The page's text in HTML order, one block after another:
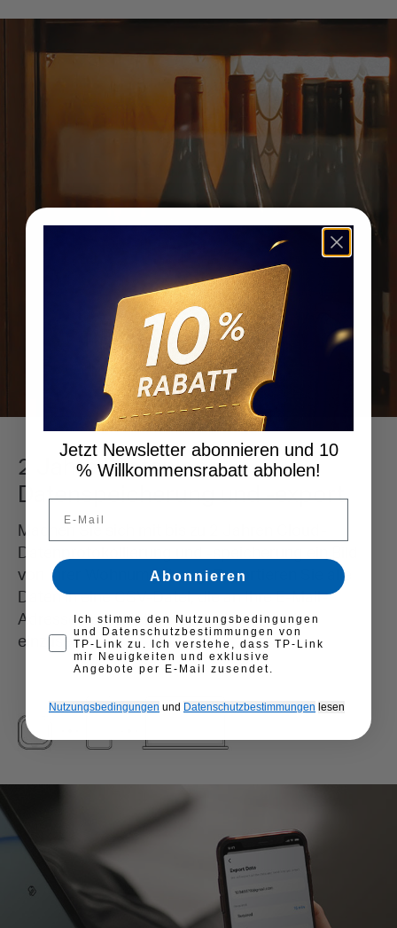
Jetzt Newsletter abonnieren und 10
% Willkommensrabatt abholen!
Email
Abonnieren
First opt-in consent
Ich stimme den Nutzungsbedingungen
und Datenschutzbestimmungen von
TP-Link zu. Ich verstehe, dass TP-Link
mir Neuigkeiten und exklusive
Angebote per E-Mail zusendet.
Nutzungsbedingungen und Datenschutzbestimmungen lesen